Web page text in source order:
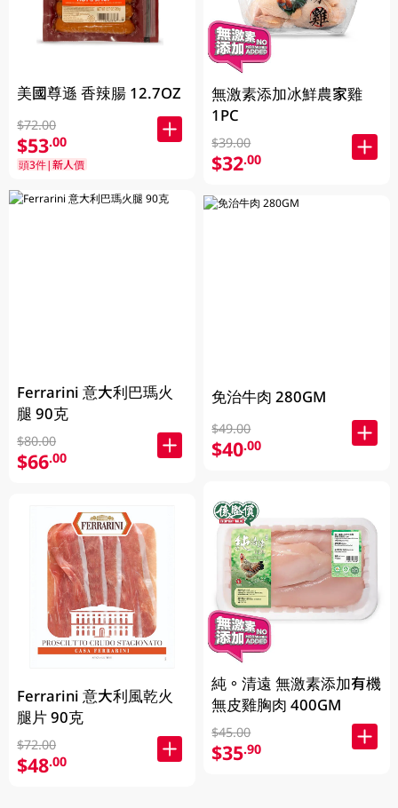
美國尊遜 香辣腸 12.7OZ
$72.00
$53.00
頭3件|新人價
Ferrarini 意大利巴瑪火
腿 90克
$80.00
$66.00
Ferrarini 意大利風乾火
腿片 90克
$72.00
$48.00
無激素添加冰鮮農家雞
1PC
$39.00
$32.00
免治牛肉 280GM
$49.00
$40.00
純。清遠 無激素添加有機
無皮雞胸肉 400GM
$45.00
$35.90